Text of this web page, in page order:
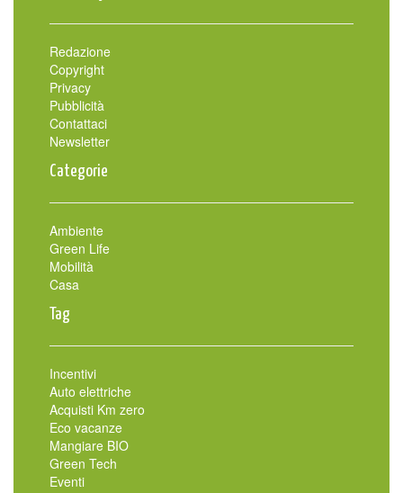
Redazione
Copyright
Privacy
Pubblicità
Contattaci
Newsletter
Categorie
Ambiente
Green Life
Mobilità
Casa
Tag
Incentivi
Auto elettriche
Acquisti Km zero
Eco vacanze
Mangiare BIO
Green Tech
Eventi